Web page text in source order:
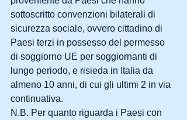
sottoscritto convenzioni bilaterali di
sicurezza sociale, ovvero cittadino di
Paesi terzi in possesso del permesso
di soggiorno UE per soggiornanti di
lungo periodo, e risieda in Italia da
almeno 10 anni, di cui gli ultimi 2 in via
continuativa.
N.B. Per quanto riguarda i Paesi con